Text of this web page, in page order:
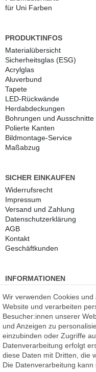
Herdabdeckung
Tapete
Gutscheine
Blog & News
Farbmusterkarte
für Uni Farben
PRODUKTINFOS
Materialübersicht
Sicherheitsglas (ESG)
Tapete
Herdabdeckungen
Bohrungen und Ausschnitte
Polierte Kanten
Bildmontage-Service
Maßabzug
Widerrufs­recht
Impressum
Versand und Zahlung
Daten­schutz­erklärung
AGB
Kontakt
Geschäftkunden
INFORMATIONEN
Wir verwenden Cookies
Website und verarbeiten
Besucher:innen unserer
und Anzeigen zu
einzubinden oder Zugriffe
Datenverarbeitung erfolgt
diese Daten mit Dritten, die
Die Datenverarbeitung